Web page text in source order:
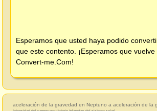
Esperamos que usted haya podido
que este contento. ¡Esperamos que vuelve
Convert-me.Com!
aceleración de la gravedad en Neptuno a aceleración de la